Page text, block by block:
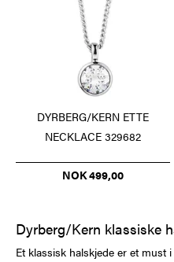
DYRBERG/KERN ETTE
NECKLACE 329682
NOK 499,00
Dyrberg/Kern klassiske
Et klassisk halskjede er et must